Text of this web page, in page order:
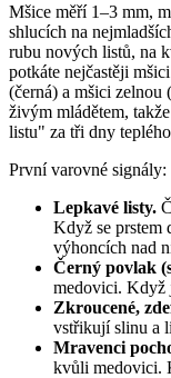
Mšice měří 1–3 mm,
shlucích na
rubu nových listů, na
potkáte nejčastěji
(černá) a mšici zelnou
živým mládětem,
listu" za tři dny
První varovné signály:
Lepkavé listy.
Když se prstem
výhoncích nad
Černý povlak
medovici. Když
Zkroucené,
vstřikují slinu a
Mravenci
kvůli medovici.